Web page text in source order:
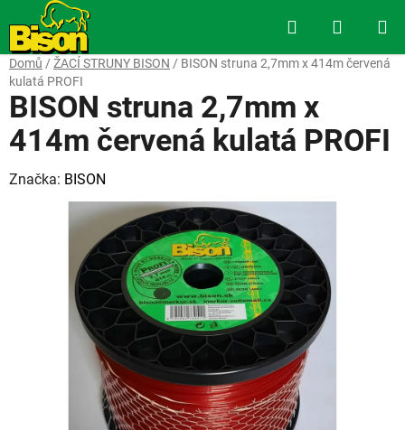
na
obsah
Hledat
KOŠÍK
Domů / ŽACÍ STRUNY BISON / BISON struna 2,7mm x 414m červená
kulatá PROFI
BISON struna 2,7mm x
414m červená kulatá PROFI
Značka: BISON